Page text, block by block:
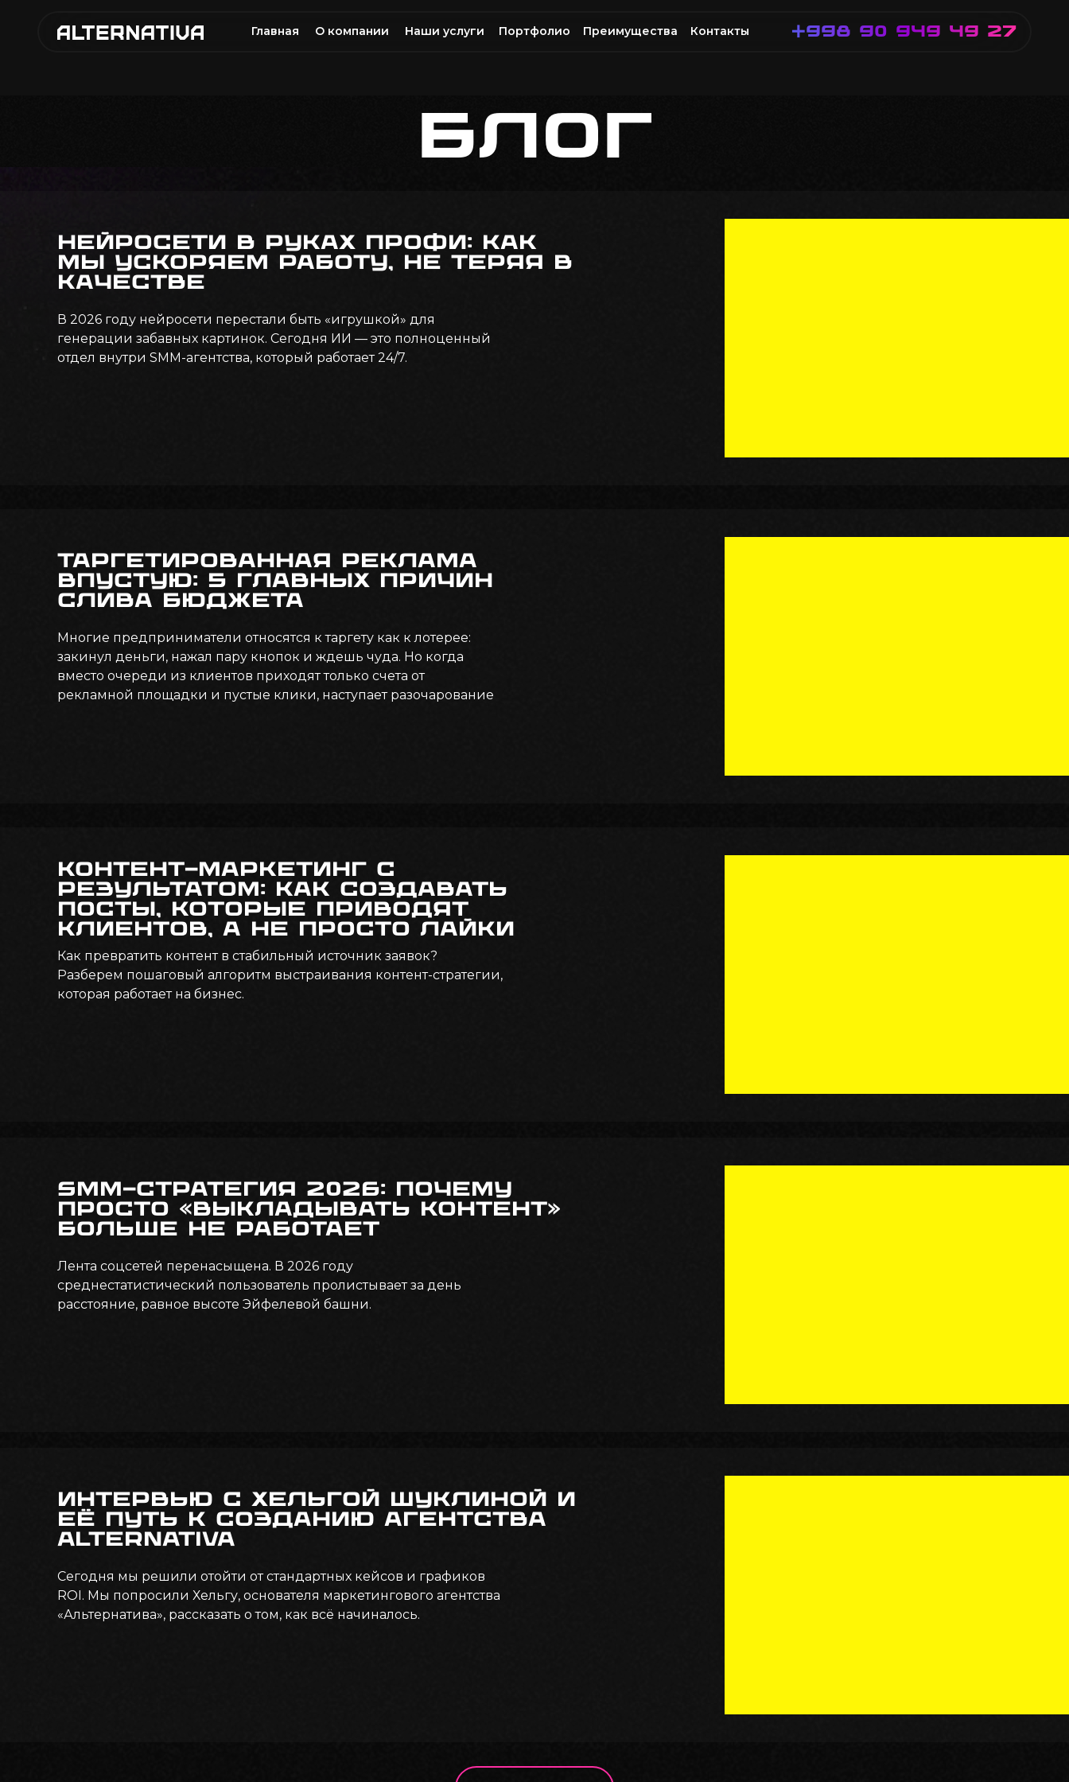
+998 90 949 49 27
Главная О компании Наши услуги Портфолио Преимущества Контакты
БЛОГ
В 2026 году нейросети перестали быть «игрушкой» для
генерации забавных картинок. Сегодня ИИ — это полноценный
отдел внутри SMM-агентства, который работает 24/7.
Нейросети в руках профи: как
мы ускоряем работу, не теряя в
качестве
Многие предприниматели относятся к таргету как к лотерее:
закинул деньги, нажал пару кнопок и ждешь чуда. Но когда
вместо очереди из клиентов приходят только счета от
рекламной площадки и пустые клики, наступает разочарование
Таргетированная реклама
впустую: 5 главных причин
слива бюджета
Как превратить контент в стабильный источник заявок?
Разберем пошаговый алгоритм выстраивания контент-стратегии,
которая работает на бизнес.
Контент-маркетинг с
результатом: как создавать
посты, которые приводят
клиентов, а не просто лайки
Лента соцсетей перенасыщена. В 2026 году
среднестатистический пользователь пролистывает за день
расстояние, равное высоте Эйфелевой башни.
SMM-стратегия 2026: почему
просто «выкладывать контент»
больше не работает
Сегодня мы решили отойти от стандартных кейсов и графиков
ROI. Мы попросили Хельгу, основателя маркетингового агентства
«Альтернатива», рассказать о том, как всё начиналось.
Интервью с Хельгой Шуклиной и
её путь к созданию агентства
Alternativa